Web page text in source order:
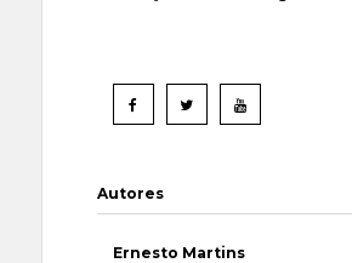
Autores
Ernesto Martins